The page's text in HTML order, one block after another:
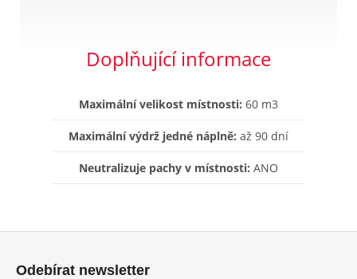
Doplňující informace
Maximální velikost místnosti: 60 m3
Maximální výdrž jedné náplně: až 90 dní
Neutralizuje pachy v místnosti: ANO
Z
Odebírat newsletter